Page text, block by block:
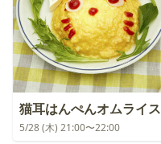
猫耳はんぺんオムライス
5/28 (木) 21:00〜22:00